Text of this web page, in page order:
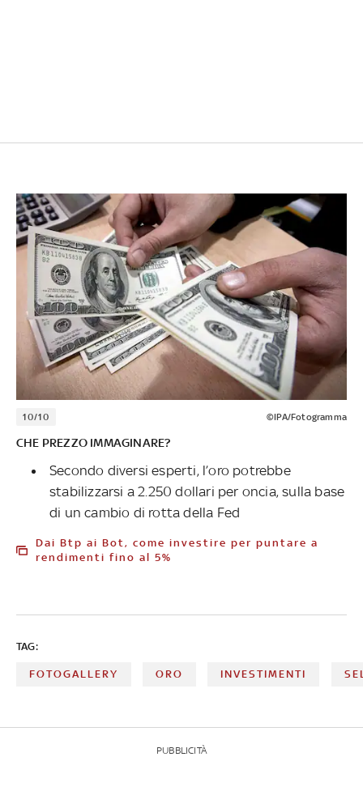
10/10 ©IPA/Fotogramma
CHE PREZZO IMMAGINARE?
Secondo diversi esperti, l’oro potrebbe
stabilizzarsi a 2.250 dollari per oncia, sulla base
di un cambio di rotta della Fed
Dai Btp ai Bot, come investire per puntare a
rendimenti fino al 5%
TAG:
FOTOGALLERY ORO INVESTIMENTI
PUBBLICITÀ